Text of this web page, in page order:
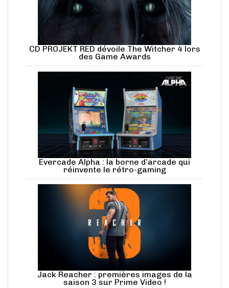
CD PROJEKT RED dévoile The Witcher 4 lors
des Game Awards
Evercade Alpha : la borne d’arcade qui
réinvente le rétro-gaming
Jack Reacher : premières images de la
saison 3 sur Prime Video !